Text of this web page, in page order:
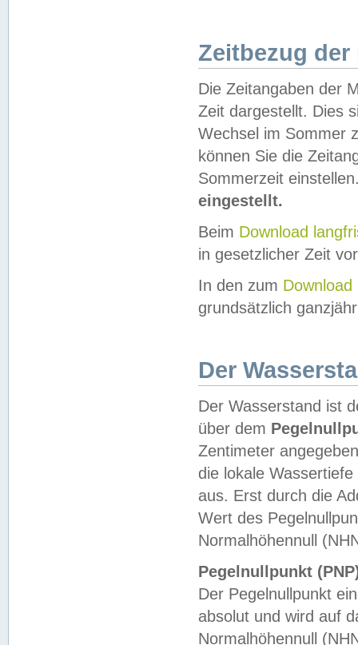
Zeitbezug der
Die Zeitangaben der
Zeit dargestellt. Dies
Wechsel im Sommer
können Sie die
Sommerzeit
eingestellt.
Beim Download
in gesetzlicher Zeit
In den zum Download
grundsätzlich
Der
Der Wasserstand ist
über dem
Zentimeter
die lokale
aus. Erst durch die
Wert des
Normalhöhennull
Pegelnullpunkt
Der Pegelnullpunkt
absolut und wird auf
Normalhöhennull